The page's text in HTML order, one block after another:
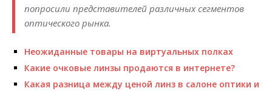
попросили представителей различных сегментов
оптичес­кого рынка.
Неожиданные товары на виртуальных полках
Какие очковые линзы продаются в интернете?
Какая разница между ценой линз в салоне оптики и